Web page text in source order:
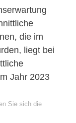
die im
liegt bei
Jahr 2023
Sie sich die